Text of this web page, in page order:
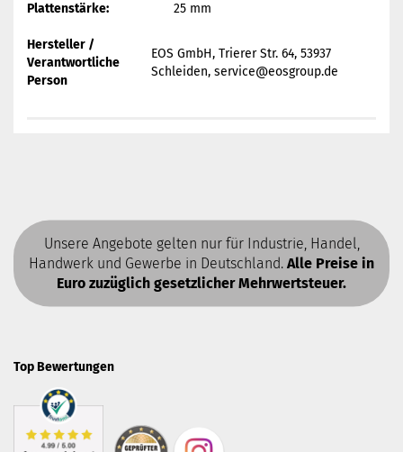
Plattenstärke:
25 mm
Hersteller /
Verantwortliche
Person
EOS GmbH, Trierer Str. 64, 53937
Schleiden, service@eosgroup.de
Unsere Angebote gelten nur für Industrie, Handel,
Handwerk und Gewerbe in Deutschland. Alle Preise in
Euro zuzüglich gesetzlicher Mehrwertsteuer.
Top Bewertungen